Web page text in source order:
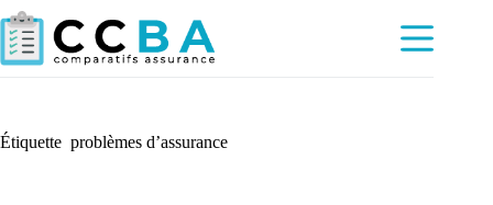
Passer
au
contenu
Étiquette problèmes d’assurance